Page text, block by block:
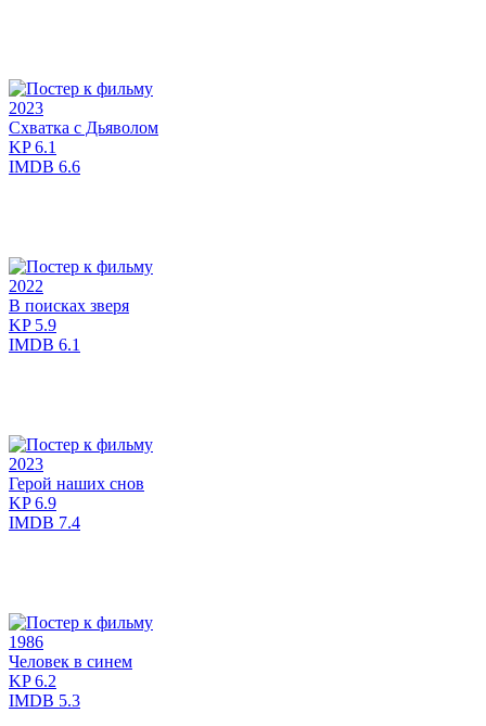
2023
Схватка с Дьяволом
KP6.1
IMDB 6.6
2022
В поисках зверя
KP5.9
IMDB 6.1
2023
Герой наших снов
KP6.9
IMDB 7.4
1986
Человек в синем
KP6.2
IMDB 5.3